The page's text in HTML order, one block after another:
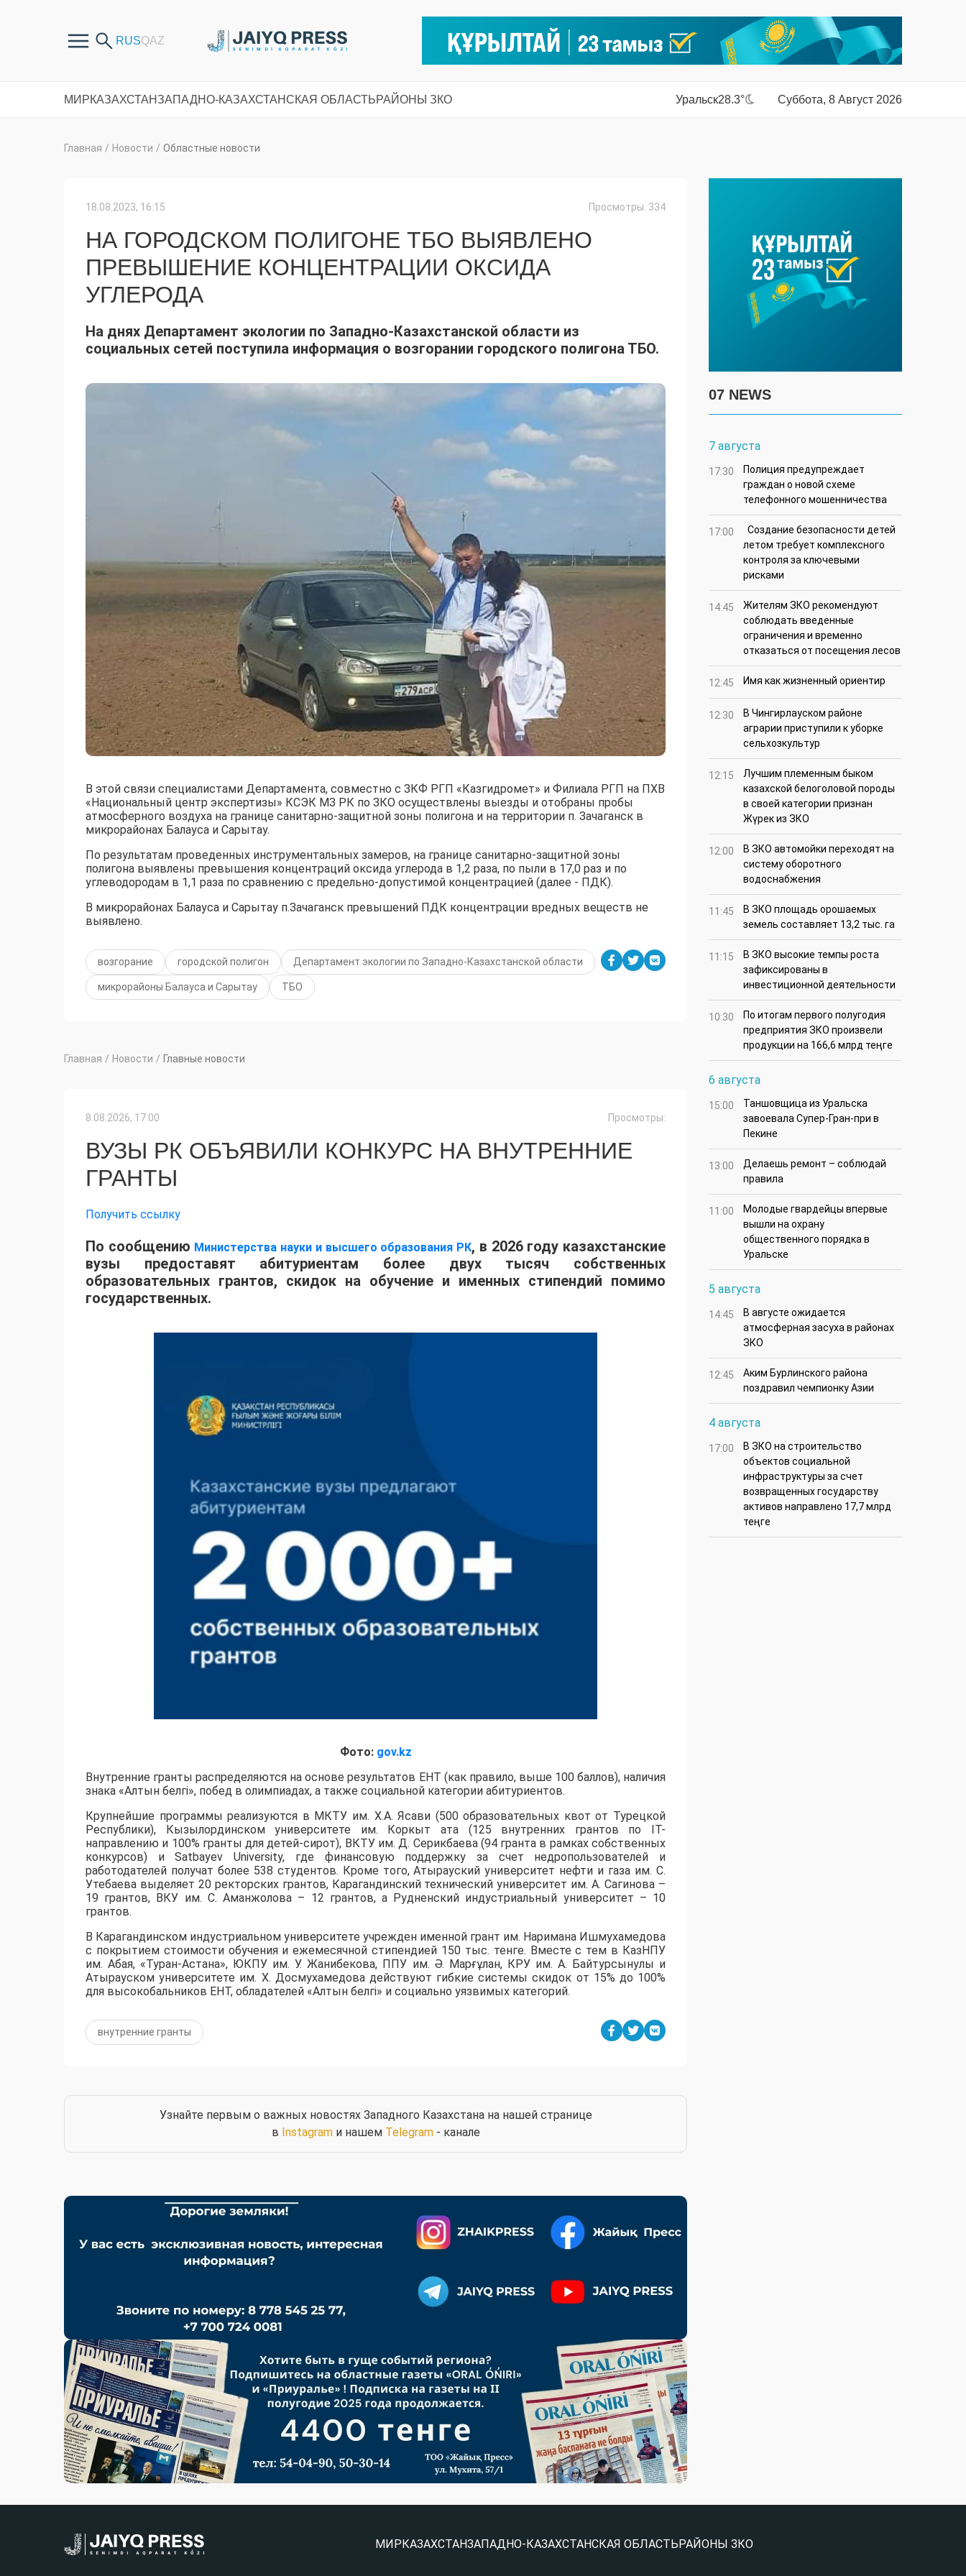
МИРКАЗАХСТАНЗАПАДНО-КАЗАХСТАНСКАЯ ОБЛАСТЬРАЙОНЫ ЗКО Уральск28.3° Суббота, 8 Август 2026
Главная / Новости / Областные новости
18.08.2023, 16:15 Просмотры: 334
НА ГОРОДСКОМ ПОЛИГОНЕ ТБО ВЫЯВЛЕНО
ПРЕВЫШЕНИЕ КОНЦЕНТРАЦИИ ОКСИДА
УГЛЕРОДА
На днях Департамент экологии по Западно-Казахстанской области из
социальных сетей поступила информация о возгорании городского полигона ТБО.
В этой связи специалистами Департамента, совместно с ЗКФ РГП «Казгидромет» и Филиала РГП на ПХВ
«Национальный центр экспертизы» КСЭК МЗ РК по ЗКО осуществлены выезды и отобраны пробы
атмосферного воздуха на границе санитарно-защитной зоны полигона и на территории п. Зачаганск в
микрорайонах Балауса и Сарытау.
По результатам проведенных инструментальных замеров, на границе санитарно-защитной зоны
полигона выявлены превышения концентраций оксида углерода в 1,2 раза, по пыли в 17,0 раз и по
углеводородам в 1,1 раза по сравнению с предельно-допустимой концентрацией (далее - ПДК).
В микрорайонах Балауса и Сарытау п.Зачаганск превышений ПДК концентрации вредных веществ не
выявлено.
возгорание городской полигон Департамент экологии по Западно-Казахстанской области
микрорайоны Балауса и Сарытау ТБО
Главная / Новости / Главные новости
8.08.2026, 17:00 Просмотры:
ВУЗЫ РК ОБЪЯВИЛИ КОНКУРС НА ВНУТРЕННИЕ
ГРАНТЫ
Получить ссылку
По сообщению Министерства науки и высшего образования РК, в 2026 году казахстанские
вузы предоставят абитуриентам более двух тысяч собственных
образовательных грантов, скидок на обучение и именных стипендий помимо
государственных.
Фото: gov.kz
Внутренние гранты распределяются на основе результатов ЕНТ (как правило, выше 100 баллов), наличия
знака «Алтын белгі», побед в олимпиадах, а также социальной категории абитуриентов.
​Крупнейшие программы реализуются в МКТУ им. Х.А. Ясави (500 образовательных квот от Турецкой
Республики), Кызылординском университете им. Коркыт ата (125 внутренних грантов по IT-
направлению и 100% гранты для детей-сирот), ВКТУ им. Д. Серикбаева (94 гранта в рамках собственных
конкурсов) и Satbayev University, где финансовую поддержку за счет недропользователей и
работодателей получат более 538 студентов. Кроме того, Атырауский университет нефти и газа им. С.
Утебаева выделяет 20 ректорских грантов, Карагандинский технический университет им. А. Сагинова –
19 грантов, ВКУ им. С. Аманжолова – 12 грантов, а Рудненский индустриальный университет – 10
грантов.
​В Карагандинском индустриальном университете учрежден именной грант им. Наримана Ишмухамедова
с покрытием стоимости обучения и ежемесячной стипендией 150 тыс. тенге. Вместе с тем в КазНПУ
им. Абая, «Туран-Астана», ЮКПУ им. У. Жанибекова, ППУ им. Ә. Марғұлан, КРУ им. А. Байтурсынулы и
Атырауском университете им. Х. Досмухамедова действуют гибкие системы скидок от 15% до 100%
для высокобальников ЕНТ, обладателей «Алтын белгі» и социально уязвимых категорий.
внутренние гранты
Узнайте первым о важных новостях Западного Казахстана на нашей странице
в Instagramи нашем Telegram- канале
07 NEWS
7 августа
17:30
Полиция предупреждает
граждан о новой схеме
телефонного мошенничества
17:00
Создание безопасности детей
летом требует комплексного
контроля за ключевыми
рисками
14:45
Жителям ЗКО рекомендуют
соблюдать введенные
ограничения и временно
отказаться от посещения лесов
12:45 Имя как жизненный ориентир
12:30
В Чингирлауском районе
аграрии приступили к уборке
сельхозкультур
12:15
Лучшим племенным быком
казахской белоголовой породы
в своей категории признан
Жүрек из ЗКО
12:00
В ЗКО автомойки переходят на
систему оборотного
водоснабжения
11:45
В ЗКО площадь орошаемых
земель составляет 13,2 тыс. га
11:15
В ЗКО высокие темпы роста
зафиксированы в
инвестиционной деятельности
10:30
По итогам первого полугодия
предприятия ЗКО произвели
продукции на 166,6 млрд теңге
6 августа
15:00
Таншовщица из Уральска
завоевала Супер-Гран-при в
Пекине
13:00
Делаешь ремонт – соблюдай
правила
11:00
Молодые гвардейцы впервые
вышли на охрану
общественного порядка в
Уральске
5 августа
14:45
В августе ожидается
атмосферная засуха в районах
ЗКО
12:45
Аким Бурлинского района
поздравил чемпионку Азии
4 августа
17:00
В ЗКО на строительство
объектов социальной
инфраструктуры за счет
возвращенных государству
активов направлено 17,7 млрд
теңге
МИРКАЗАХСТАНЗАПАДНО-КАЗАХСТАНСКАЯ ОБЛАСТЬРАЙОНЫ ЗКО